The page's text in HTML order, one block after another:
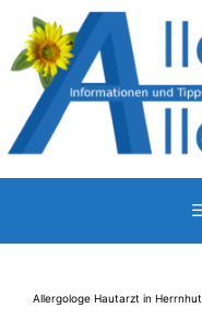
Zum
Inhalt
springen
Allergologe Hautarzt in Herrnhut